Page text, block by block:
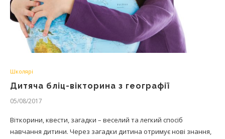
Школярі
Дитяча бліц-вікторина з географії
05/08/2017
Віткорини, квести, загадки – веселий та легкий спосіб
навчання дитини. Через загадки дитина отримує нові знання,